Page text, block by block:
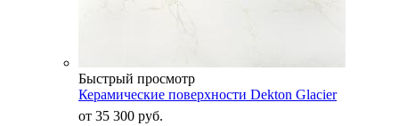
Быстрый просмотр
Керамические поверхности Dekton Glacier
от 35 300 руб.